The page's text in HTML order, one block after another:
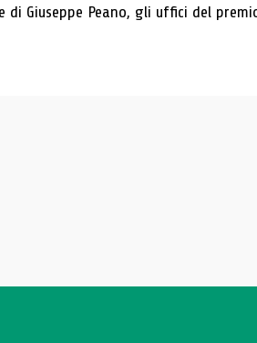
di Giuseppe Peano, gli uffici del